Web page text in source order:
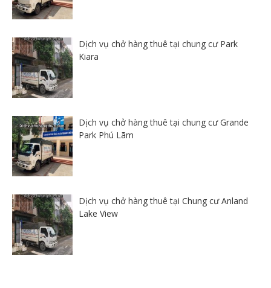
Dịch vụ chở hàng thuê tại chung cư Park
Kiara
Dịch vụ chở hàng thuê tại chung cư Grande
Park Phú Lãm
Dịch vụ chở hàng thuê tại Chung cư Anland
Lake View